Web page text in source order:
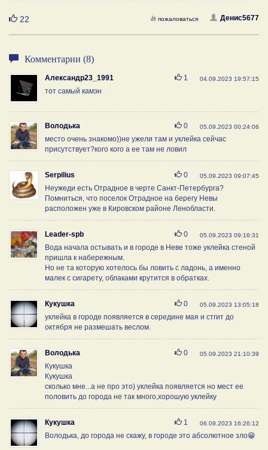
Нравится
22 Денис5677
пожаловаться
Комментарии (8)
Александр23_1991 04.09.2023 19:57:15
Нравится
1
тот самый камэн
Володька 05.09.2023 00:24:06
Нравится
0
место очень знакомо))не ужели там и уклейка сейчас
присутствует?кого кого а ее там не ловил
Serpilius 05.09.2023 09:07:45
Нравится
0
Неужеди есть Отрадное в черте Санкт-Петербурга?
Помниться, что поселок Отрадное на берегу Невы
расположен уже в Кировском районе Ленобласти.
Leader-spb 05.09.2023 09:16:31
Нравится
0
Вода начала остывать и в городе в Неве тоже уклейка стеной
пришла к набережным.
Но не та которую хотелось бы ловить с ладонь, а именно
малек с сигарету, облаками крутится в обратках.
Кукушка 05.09.2023 13:05:18
Нравится
0
уклейка в городе появляется в середине мая и стгит до
октября не размешать веслом.
Володька 05.09.2023 21:10:39
Нравится
0
Кукушка
Кукушка
сколько мне...а не про это) уклейка появляется но мест ее
половить до города не так много,хорошую уклейку
Кукушка 06.09.2023 16:26:12
Нравится
1
Володька, до города не скажу, в городе это абсолютное зло😁